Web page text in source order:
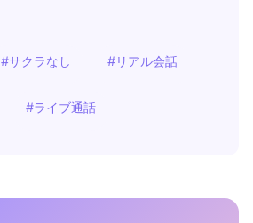
#サクラなし #リアル会話
#ライブ通話